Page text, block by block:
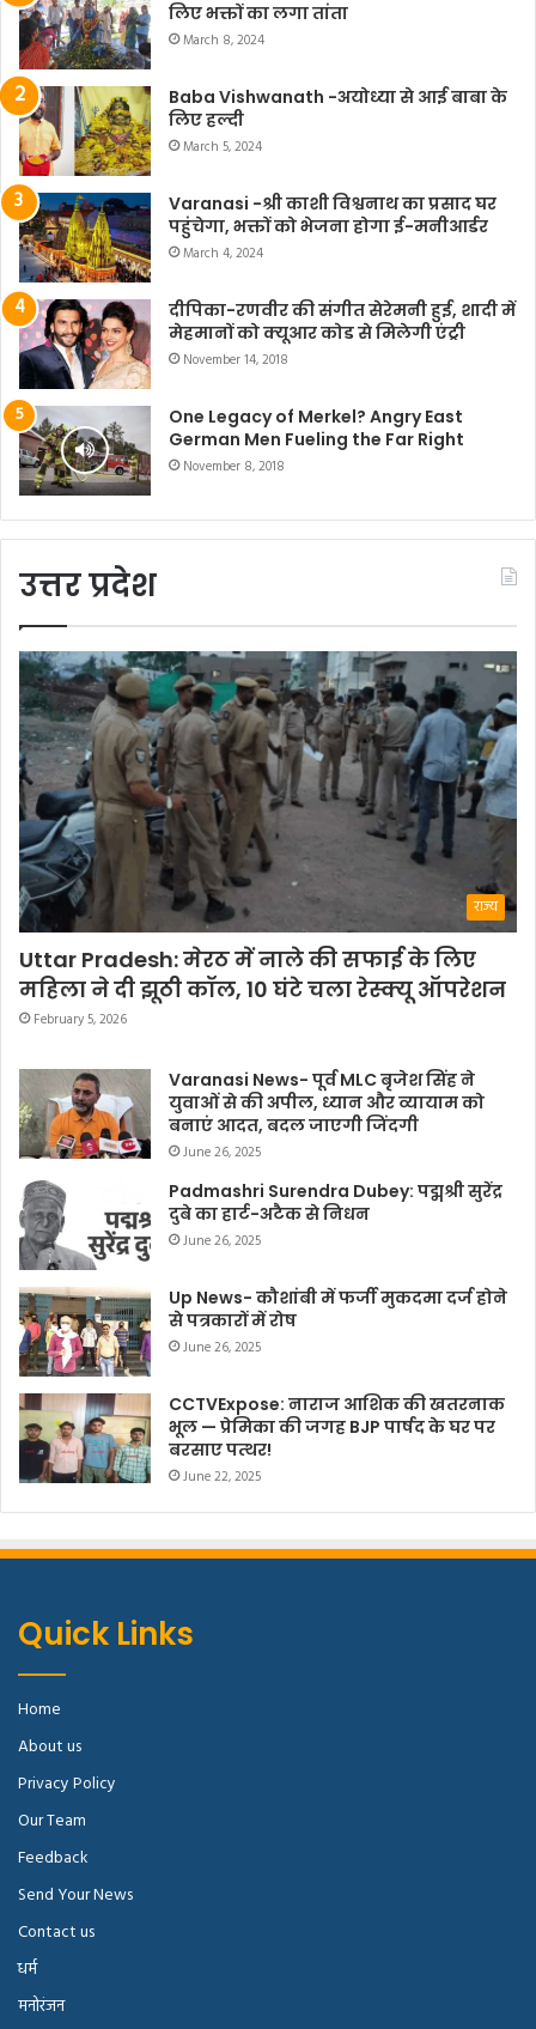
लिए भक्तों का लगा तांता
March 8, 2024
Baba Vishwanath -अयोध्या से आई बाबा के
लिए हल्दी
March 5, 2024
Varanasi -श्री काशी विश्वनाथ का प्रसाद घर
पहुंचेगा, भक्तों को भेजना होगा ई-मनीआर्डर
March 4, 2024
दीपिका-रणवीर की संगीत सेरेमनी हुई, शादी में
मेहमानों को क्यूआर कोड से मिलेगी एंट्री
November 14, 2018
One Legacy of Merkel? Angry East
German Men Fueling the Far Right
November 8, 2018
उत्तर प्रदेश
राज्य
Uttar Pradesh: मेरठ में नाले की सफाई के लिए
महिला ने दी झूठी कॉल, 10 घंटे चला रेस्क्यू ऑपरेशन
February 5, 2026
Varanasi News- पूर्व MLC बृजेश सिंह ने
युवाओं से की अपील, ध्यान और व्यायाम को
बनाएं आदत, बदल जाएगी जिंदगी
June 26, 2025
Padmashri Surendra Dubey: पद्मश्री सुरेंद्र
दुबे का हार्ट-अटैक से निधन
June 26, 2025
Up News- कौशांबी में फर्जी मुकदमा दर्ज होने
से पत्रकारों में रोष
June 26, 2025
CCTVExpose: नाराज आशिक की खतरनाक
भूल — प्रेमिका की जगह BJP पार्षद के घर पर
बरसाए पत्थर!
June 22, 2025
Quick Links
Home
About us
Privacy Policy
Our Team
Feedback
Send Your News
Contact us
धर्म
मनोरंजन